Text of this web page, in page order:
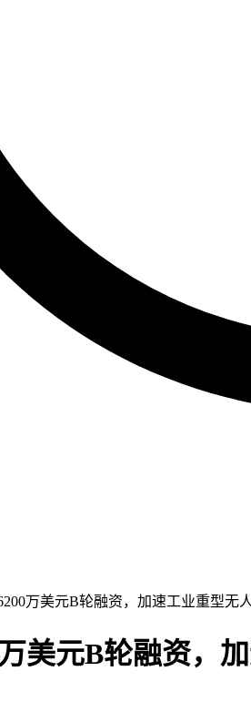
万美元B轮融资，加速工业重型无
美元B轮融资，